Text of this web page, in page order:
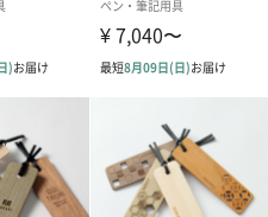
できます。母の日の贈り物に